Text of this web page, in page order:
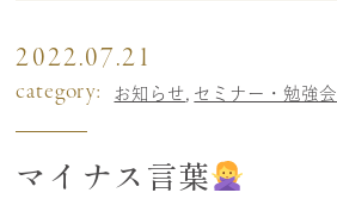
2022.07.21
category: お知らせ セミナー・勉強会
マイナス言葉